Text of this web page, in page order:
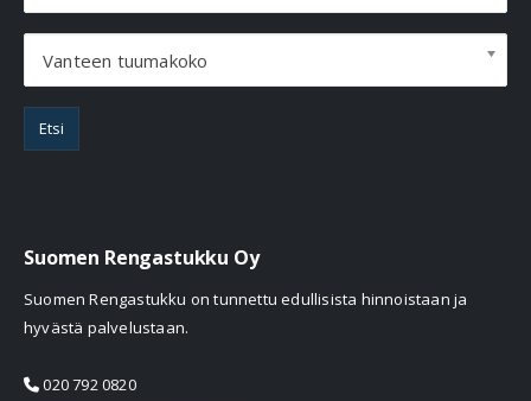
Vanteen tuumakoko
Etsi
Suomen Rengastukku Oy
Suomen Rengastukku on tunnettu edullisista hinnoistaan ja
hyvästä palvelustaan.
020 792 0820